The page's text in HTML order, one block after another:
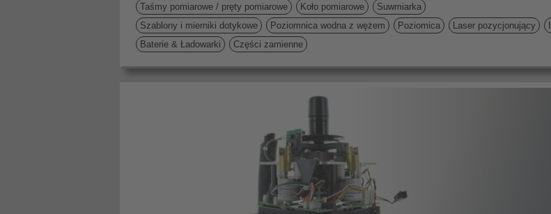
Taśmy pomiarowe / pręty pomiarowe
Koło pomiarowe
Suwmiarka
Szablony i mierniki dotykowe
Poziomnica wodna z wężem Poziomica Laser pozycjonujący
Baterie & Ładowarki
Części zamienne